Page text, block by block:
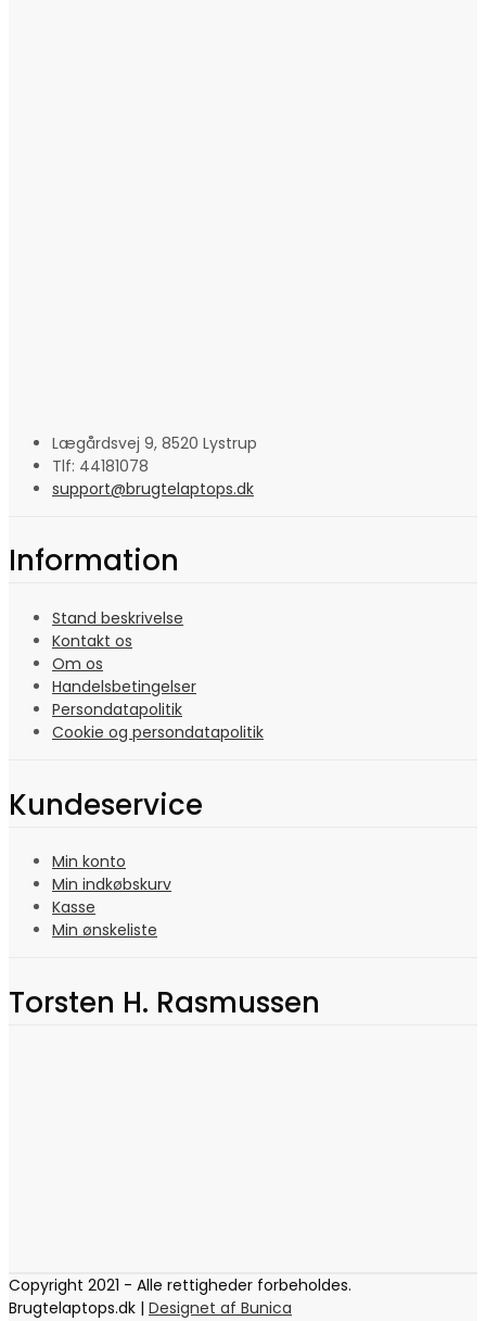
Lægårdsvej 9, 8520 Lystrup
Tlf: 44181078
support@brugtelaptops.dk
Information
Stand beskrivelse
Kontakt os
Om os
Handelsbetingelser
Persondatapolitik
Cookie og persondatapolitik
Kundeservice
Min konto
Min indkøbskurv
Kasse
Min ønskeliste
Torsten H. Rasmussen
Copyright 2021 - Alle rettigheder forbeholdes.
Brugtelaptops.dk | Designet af Bunica